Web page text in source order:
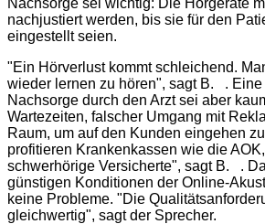
Nachsorge sei wichtig: Die Hörgeräte
nachjustiert werden, bis sie für den
eingestellt seien.
"Ein Hörverlust kommt schleichend.
wieder lernen zu hören", sagt B. .
Nachsorge durch den Arzt sei aber
Wartezeiten, falscher Umgang mit
Raum, um auf den Kunden eingehen
profitieren Krankenkassen wie die
schwerhörige Versicherte", sagt B. .
günstigen Konditionen der Online-
keine Probleme. "Die
gleichwertig", sagt der Sprecher.